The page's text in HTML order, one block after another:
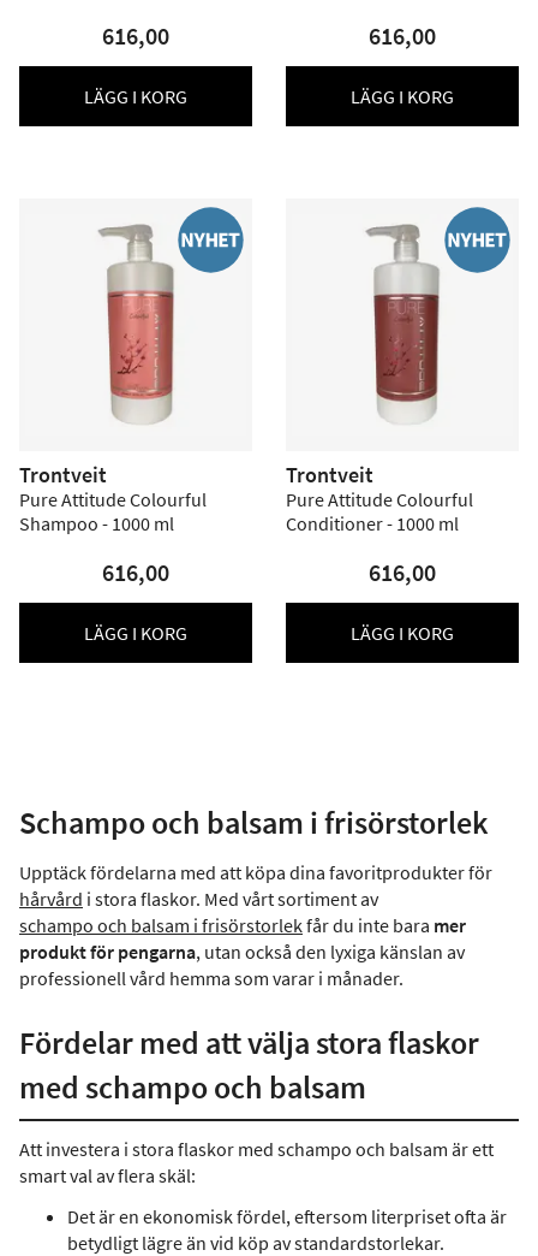
616,00
LÄGG I KORG
616,00
LÄGG I KORG
Trontveit
Pure Attitude Colourful
Shampoo - 1000 ml
616,00
LÄGG I KORG
Trontveit
Pure Attitude Colourful
Conditioner - 1000 ml
616,00
LÄGG I KORG
Schampo och balsam i frisörstorlek
Upptäck fördelarna med att köpa dina favoritprodukter för
hårvård i stora flaskor. Med vårt sortiment av
schampo och balsam i frisörstorlekfår du inte bara mer
produkt för pengarna, utan också den lyxiga känslan av
professionell vård hemma som varar i månader.
Fördelar med att välja stora flaskor
med schampo och balsam
Att investera i stora flaskor med schampo och balsam är ett
smart val av flera skäl:
Det är en ekonomisk fördel, eftersom literpriset ofta är
betydligt lägre än vid köp av standardstorlekar.